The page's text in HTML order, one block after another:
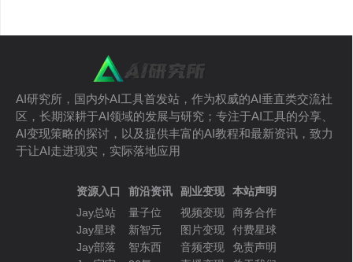
AI研究所，国内外AI工具首发站，作为权威的AI垂直类交流社
区，长期深耕于AI领域的发展与研究；专注于AI工具的分享、
AI变现策略的探讨，以及提供丰富的AI教程和最新资讯，致力
于让AI走进现实，实际落地应用
资源入口
Jay总站
Jay星球
Jay部落
前沿资讯
量子位
新智元
智东西
副业变现
视频变现
图片变现
音频变现
本站声明
商务合作
付费星球
免责声明